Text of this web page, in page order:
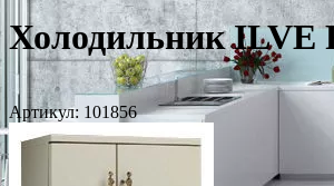
Холодильник ILVE
Артикул: 101856